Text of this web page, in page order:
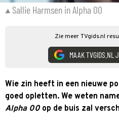
Sallie Harmsen in Alpha 00
Zie meer TVgids.nl
MAAK TVGIDS.NL
Wie zin heeft in een nieuwe
goed opletten. We weten
Alpha 00 op de buis zal